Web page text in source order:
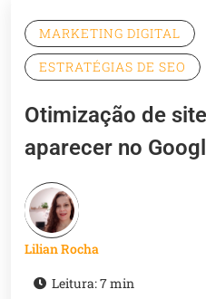
MARKETING DIGITAL
ESTRATÉGIAS DE SEO
Otimização de
aparecer no
Lilian Rocha
Leitura: 7 min